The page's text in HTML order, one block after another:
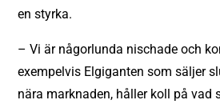
en styrka.
– Vi är någorlunda nischade och
exempelvis Elgiganten som säljer
nära marknaden, håller koll på vad